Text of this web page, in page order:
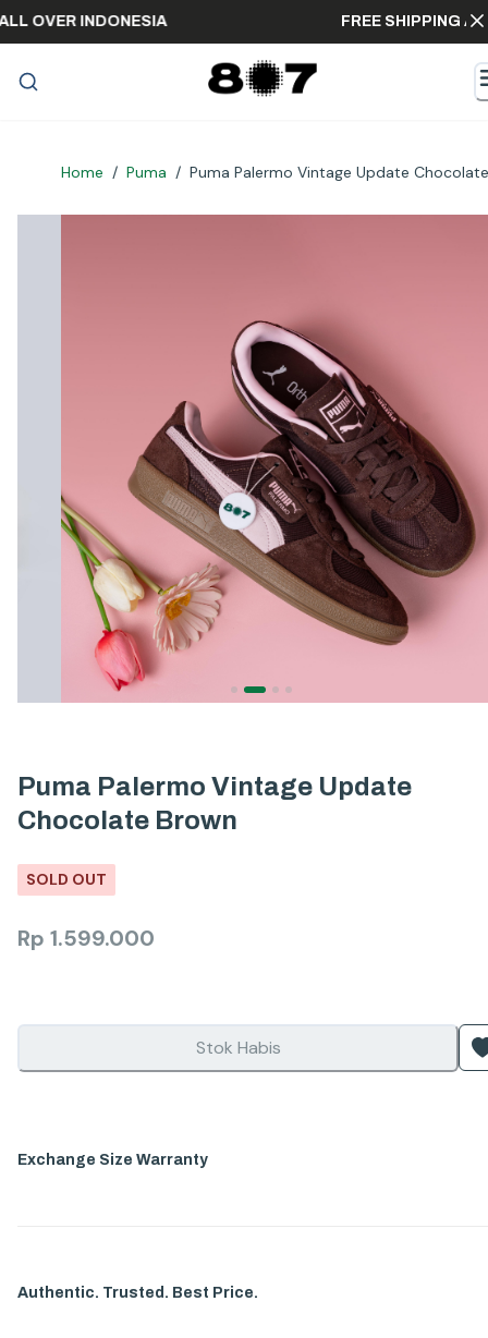
ALL OVER INDONESIA FREE
Home / Puma / Puma Palermo Vintage Update
Puma Palermo Vintage Update
Chocolate Brown
SOLD OUT
Rp 1.599.000
Stok Habis
Exchange Size Warranty
Authentic. Trusted. Best Price.